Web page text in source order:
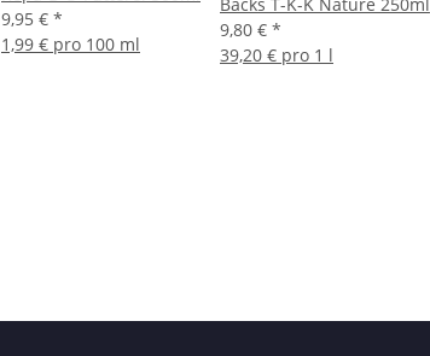
9,95 € *
1,99 € pro 100 ml
Backs T-K-K Nature 250ml
9,80 € *
39,20 € pro 1 l